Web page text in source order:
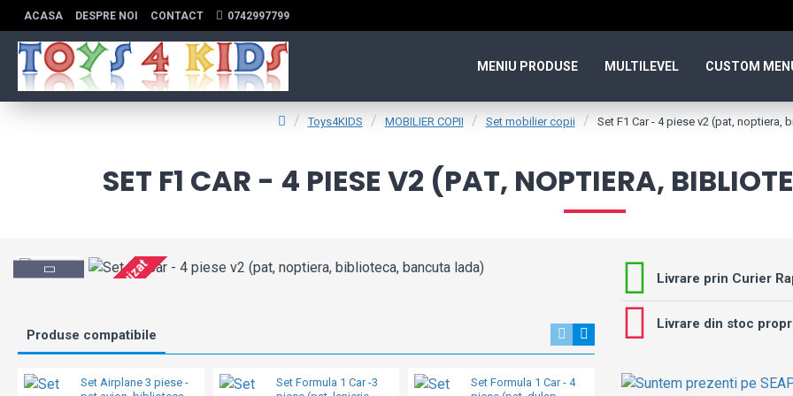
ACASA DESPRE NOI CONTACT 0742997799
MENIU PRODUSE MULTILEVEL CUSTOM
Toys4KIDS MOBILIER COPII Set mobilier copii Set F1 Car - 4 piese v2 (pat, noptiera,
SET F1 CAR - 4 PIESE V2 (PAT, NOPTIERA,
Stoc Epuizat
Produse compatibile
Set Airplane 3 piese -
Set Formula 1 Car -3
Set Formula 1 Car - 4
Race Car - Bancuta cu
Livrare prin Curier
Livrare din stoc